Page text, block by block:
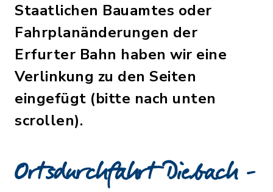
Staatlichen Bauamtes oder
Fahrplanänderungen der
Erfurter Bahn haben wir eine
Verlinkung zu den Seiten
eingefügt (bitte nach unten
scrollen).
Ortsdurchfahrt Diebach -